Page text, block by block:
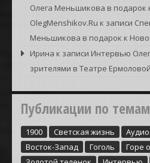
Олега Меньшикова в подарок
OlegMenshikov.Ru к записи
Меньшикова в подарок к
Ирина к записи Интервью
зрителями в Театре Ермоловой
Публикации по темам
1900 Cветская жизнь Аудио
Восток-Запад
Гоголь
Горе